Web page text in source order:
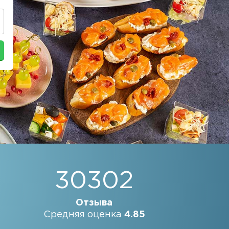
30302
Отзыва
Средняя оценка 4.85